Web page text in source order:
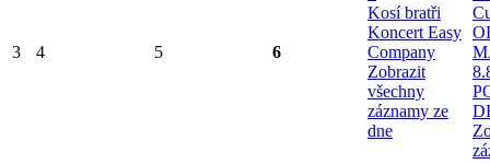
3 4 5 6
Kosí bratři
Koncert Easy
Company
Zobrazit
všechny
záznamy ze
dne